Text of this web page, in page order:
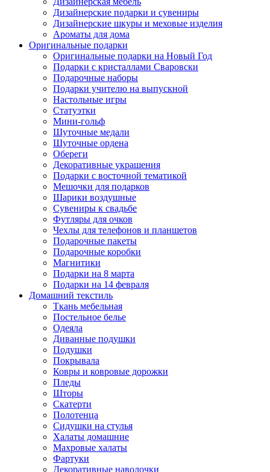
Дизайнерские подарки и сувениры
Дизайнерские шкуры и меховые изделия
Ароматы для дома
Оригинальные подарки
Оригинальные подарки на Новый Год
Подарки с кристаллами Сваровски
Подарочные наборы
Подарки учителю на выпускной
Настольные игры
Статуэтки
Мини-гольф
Шуточные медали
Шуточные ордена
Обереги
Декоративные украшения
Подарки с восточной тематикой
Мешочки для подарков
Шарики воздушные
Сувениры к свадьбе
Футляры для очков
Чехлы для телефонов и планшетов
Подарочные пакеты
Подарочные коробки
Магнитики
Подарки на 8 марта
Подарки на 14 февраля
Домашний текстиль
Ткань мебельная
Постельное белье
Одеяла
Диванные подушки
Подушки
Покрывала
Ковры и ковровые дорожки
Пледы
Шторы
Скатерти
Полотенца
Сидушки на стулья
Халаты домашние
Махровые халаты
Фартуки
Декоративные наволочки